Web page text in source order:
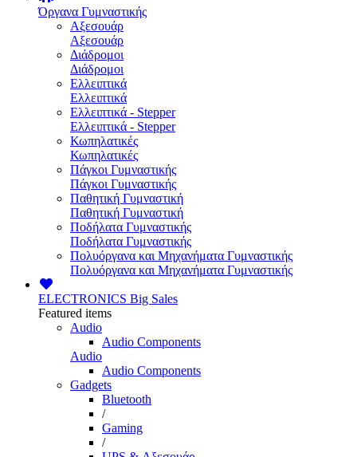
Όργανα Γυμναστικής
Αξεσουάρ
Αξεσουάρ
Διάδρομοι
Διάδρομοι
Ελλειπτικά
Ελλειπτικά
Ελλειπτικά - Stepper
Ελλειπτικά - Stepper
Κωπηλατικές
Κωπηλατικές
Πάγκοι Γυμναστικής
Πάγκοι Γυμναστικής
Παθητική Γυμναστική
Παθητική Γυμναστική
Ποδήλατα Γυμναστικής
Ποδήλατα Γυμναστικής
Πολυόργανα και Μηχανήματα Γυμναστικής
Πολυόργανα και Μηχανήματα Γυμναστικής
ELECTRONICS Big Sales
Featured items
Audio
Audio Components
Audio
Audio Components
Gadgets
Bluetooth
/
Gaming
/